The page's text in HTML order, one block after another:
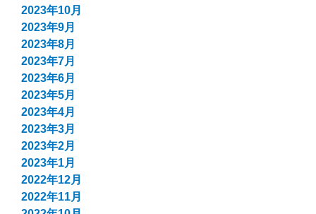
2023年10月
2023年9月
2023年8月
2023年7月
2023年6月
2023年5月
2023年4月
2023年3月
2023年2月
2023年1月
2022年12月
2022年11月